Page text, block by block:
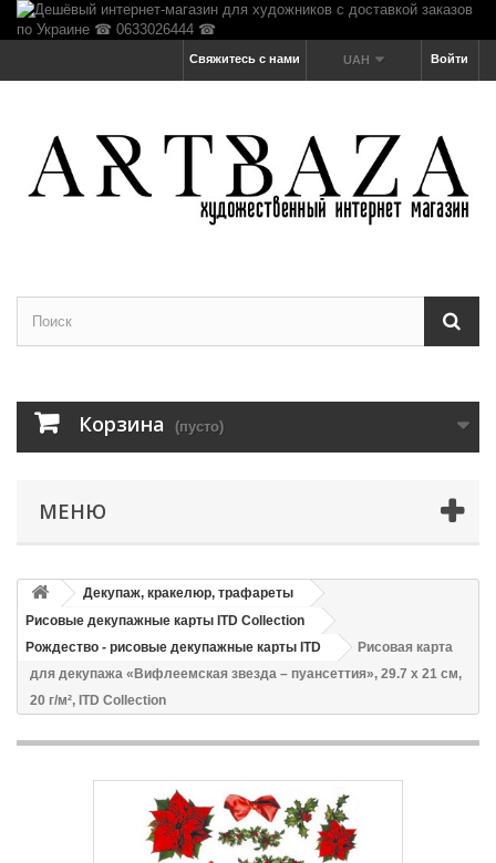
Войти
UAH
Свяжитесь с нами
Корзина (пусто)
МЕНЮ
Декупаж, кракелюр, трафареты
Рисовые декупажные карты ITD Collection
Рождество - рисовые декупажные карты ITD
Рисовая карта
для декупажа «Вифлеемская звезда – пуансеттия», 29.7 x 21 см,
20 г/м², ITD Collection